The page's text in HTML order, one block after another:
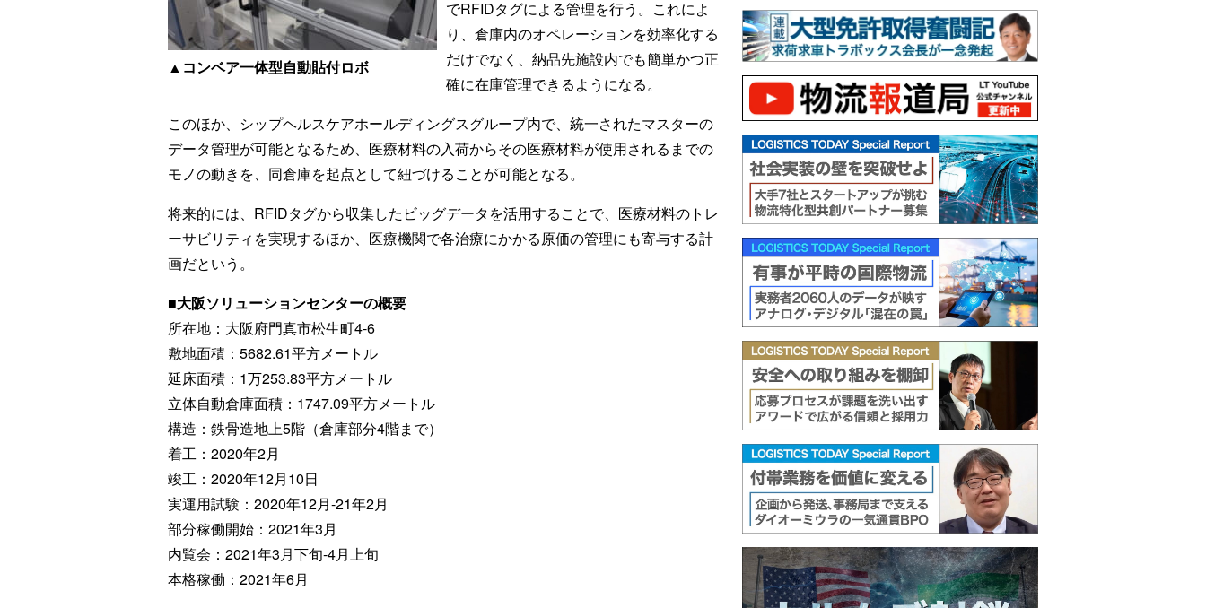
▲コンベア一体型自動貼付ロボ
でRFIDタグによる管理を行う。これによ
り、倉庫内のオペレーションを効率化する
だけでなく、納品先施設内でも簡単かつ正
確に在庫管理できるようになる。
このほか、シップヘルスケアホールディングスグループ内で、統一されたマスターの
データ管理が可能となるため、医療材料の入荷からその医療材料が使用されるまでの
モノの動きを、同倉庫を起点として紐づけることが可能となる。
将来的には、RFIDタグから収集したビッグデータを活用することで、医療材料のトレ
ーサビリティを実現するほか、医療機関で各治療にかかる原価の管理にも寄与する計
画だという。
■大阪ソリューションセンターの概要
所在地：大阪府門真市松生町4-6
敷地面積：5682.61平方メートル
延床面積：1万253.83平方メートル
立体自動倉庫面積：1747.09平方メートル
構造：鉄骨造地上5階（倉庫部分4階まで）
着工：2020年2月
竣工：2020年12月10日
実運用試験：2020年12月-21年2月
部分稼働開始：2021年3月
内覧会：2021年3月下旬-4月上旬
本格稼働：2021年6月